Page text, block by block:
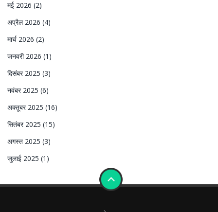
मई 2026 (2)
अप्रैल 2026 (4)
मार्च 2026 (2)
जनवरी 2026 (1)
दिसंबर 2025 (3)
नवंबर 2025 (6)
अक्तूबर 2025 (16)
सितंबर 2025 (15)
अगस्त 2025 (3)
जुलाई 2025 (1)